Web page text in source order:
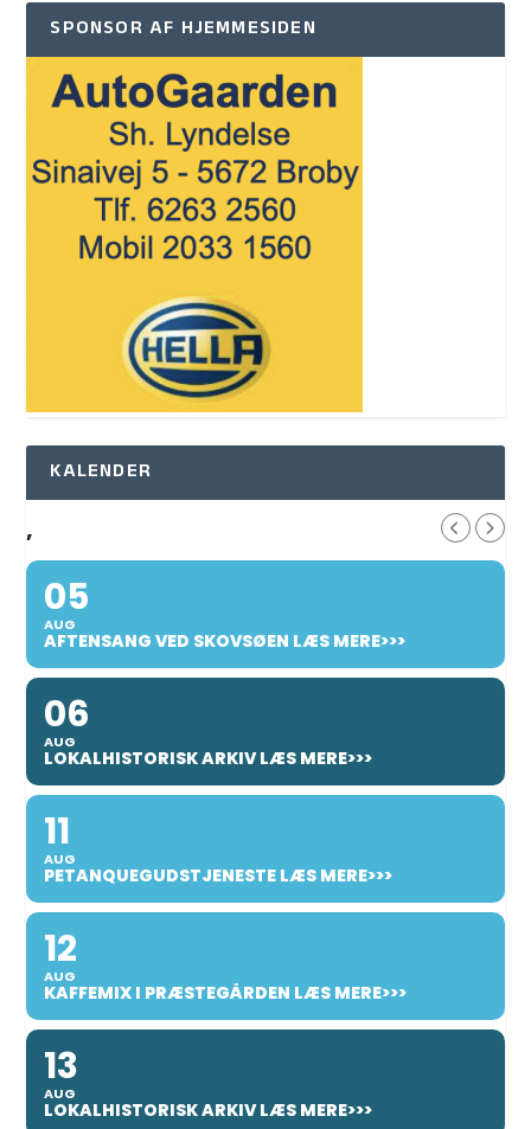
SPONSOR AF HJEMMESIDEN
KALENDER
,
05
AUG
AFTENSANG VED SKOVSØEN LÆS MERE>>>
06
AUG
LOKALHISTORISK ARKIV LÆS MERE>>>
11
AUG
PETANQUEGUDSTJENESTE LÆS MERE>>>
12
AUG
KAFFEMIX I PRÆSTEGÅRDEN LÆS MERE>>>
13
AUG
LOKALHISTORISK ARKIV LÆS MERE>>>